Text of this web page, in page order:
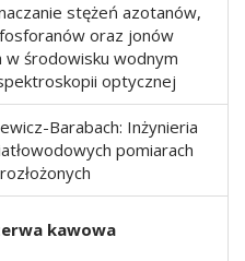
stężeń azotanów,
oraz jonów
w środowisku wodnym
optycznej
Barabach: Inżynieria
pomiarach
rozłożonych
kawowa